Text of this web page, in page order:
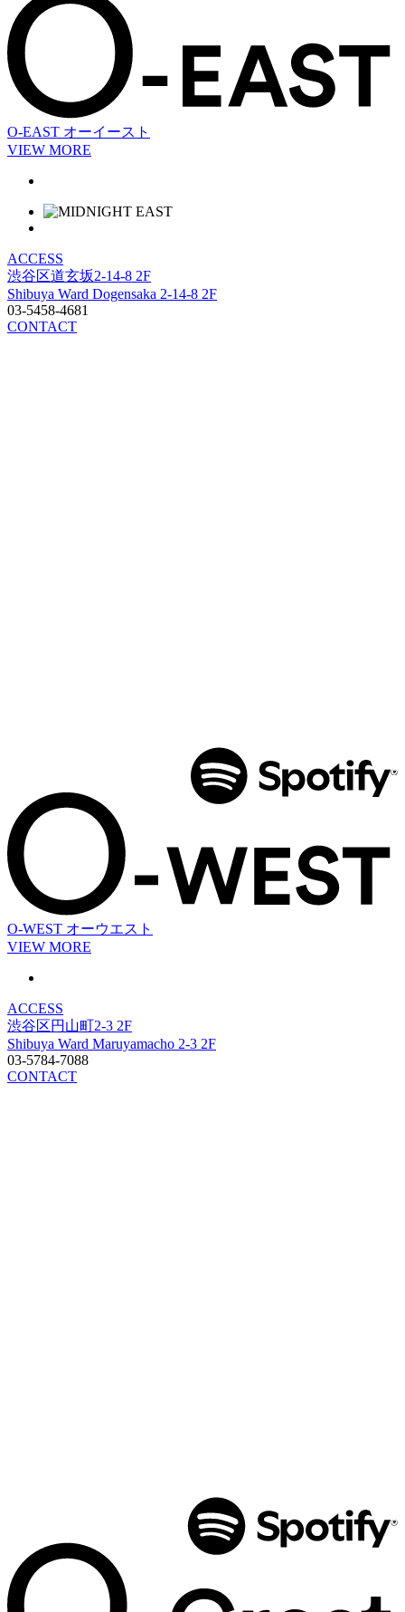
O-EAST オーイースト
VIEW MORE
ACCESS
渋谷区道玄坂2-14-8 2F
Shibuya Ward Dogensaka 2-14-8 2F
03-5458-4681
CONTACT
O-WEST オーウエスト
VIEW MORE
ACCESS
渋谷区円山町2-3 2F
Shibuya Ward Maruyamacho 2-3 2F
03-5784-7088
CONTACT